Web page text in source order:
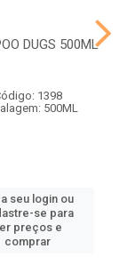
DUGS 500ML
1398
500ML
seu login ou
se para
preços e
comprar